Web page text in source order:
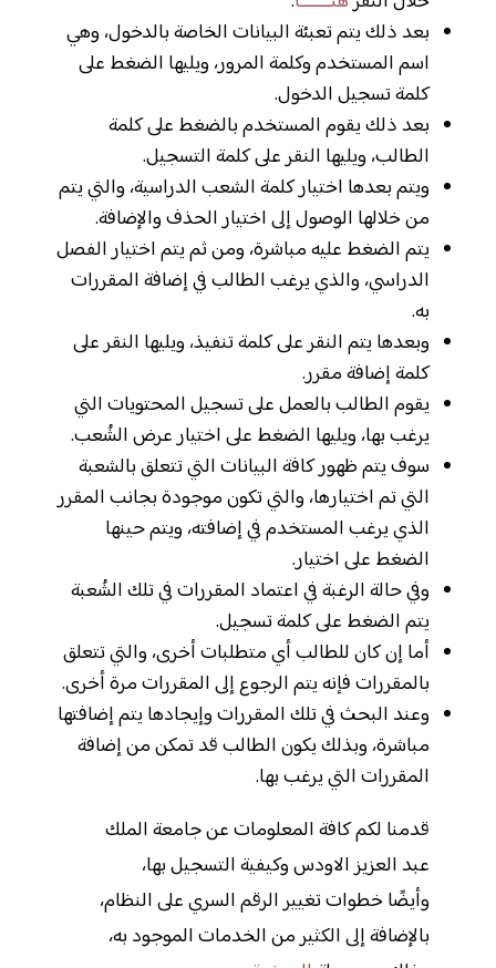
بعد ذلك يتم تعبئة البيانات الخاصة بالدخول، وهي
اسم المستخدم وكلمة المرور، ويليها الضغط على
كلمة تسجيل الدخول.
بعد ذلك يقوم المستخدم بالضغط على كلمة
الطالب، ويليها النقر على كلمة التسجيل.
ويتم بعدها اختيار كلمة الشعب الدراسية، والتي يتم
من خلالها الوصول إلى اختيار الحذف والإضافة.
يتم الضغط عليه مباشرة، ومن ثم يتم اختيار الفصل
الدراسي، والذي يرغب الطالب في إضافة المقررات
به.
وبعدها يتم النقر على كلمة تنفيذ، ويليها النقر على
كلمة إضافة مقرر.
يقوم الطالب بالعمل على تسجيل المحتويات التي
يرغب بها، ويليها الضغط على اختيار عرض الشُعب.
سوف يتم ظهور كافة البيانات التي تتعلق بالشعبة
التي تم اختيارها، والتي تكون موجودة بجانب المقرر
الذي يرغب المستخدم في إضافته، ويتم حينها
الضغط على اختيار.
وفي حالة الرغبة في اعتماد المقررات في تلك الشُعبة
يتم الضغط على كلمة تسجيل.
أما إن كان للطالب أي متطلبات أخرى، والتي تتعلق
بالمقررات فإنه يتم الرجوع إلى المقررات مرة أخرى.
وعند البحث في تلك المقررات وإيجادها يتم إضافتها
مباشرة، وبذلك يكون الطالب قد تمكن من إضافة
المقررات التي يرغب بها.
قدمنا لكم كافة المعلومات عن جامعة الملك
عبد العزيز الاودس وكيفية التسجيل بها،
وأيضًا خطوات تغيير الرقم السري على النظام،
بالإضافة إلى الكثير من الخدمات الموجود به،